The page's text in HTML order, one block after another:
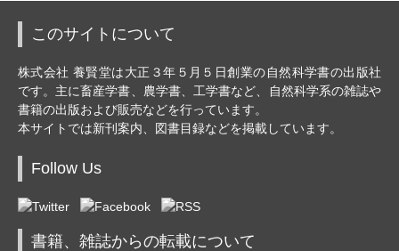
このサイトについて
株式会社 養賢堂は大正３年５月５日創業の自然科学書の出版社
です。主に畜産学書、農学書、工学書など、自然科学系の雑誌や
書籍の出版および販売などを行っています。
本サイトでは新刊案内、図書目録などを掲載しています。
Follow Us
書籍、雑誌からの転載について